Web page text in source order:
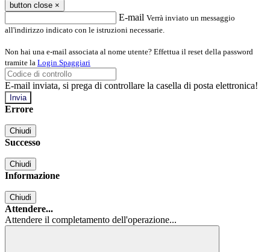
button close ×
E-mail Verrà inviato un messaggio
all'indirizzo indicato con le istruzioni necessarie.
Non hai una e-mail associata al nome utente? Effettua il reset della password
tramite la Login Spaggiari
E-mail inviata, si prega di controllare la casella di posta elettronica!
Errore
Chiudi
Successo
Chiudi
Informazione
Chiudi
Attendere...
Attendere il completamento dell'operazione...